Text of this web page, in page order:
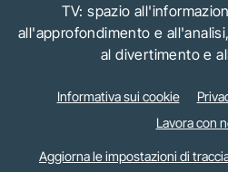
TV: spazio
all'approfondimento e
al divertimento e
Informativa sui cookie
Lavora con
Aggiorna le impostazioni di